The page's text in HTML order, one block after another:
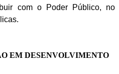
com o Poder Público, no
EM DESENVOLVIMENTO